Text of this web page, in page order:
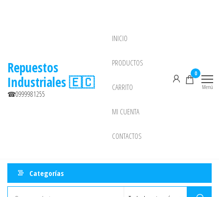
Repuestos
Industriales 🇪🇨
☎0999981255
INICIO
PRODUCTOS
CARRITO
MI CUENTA
CONTACTOS
0
Menú
Categorías